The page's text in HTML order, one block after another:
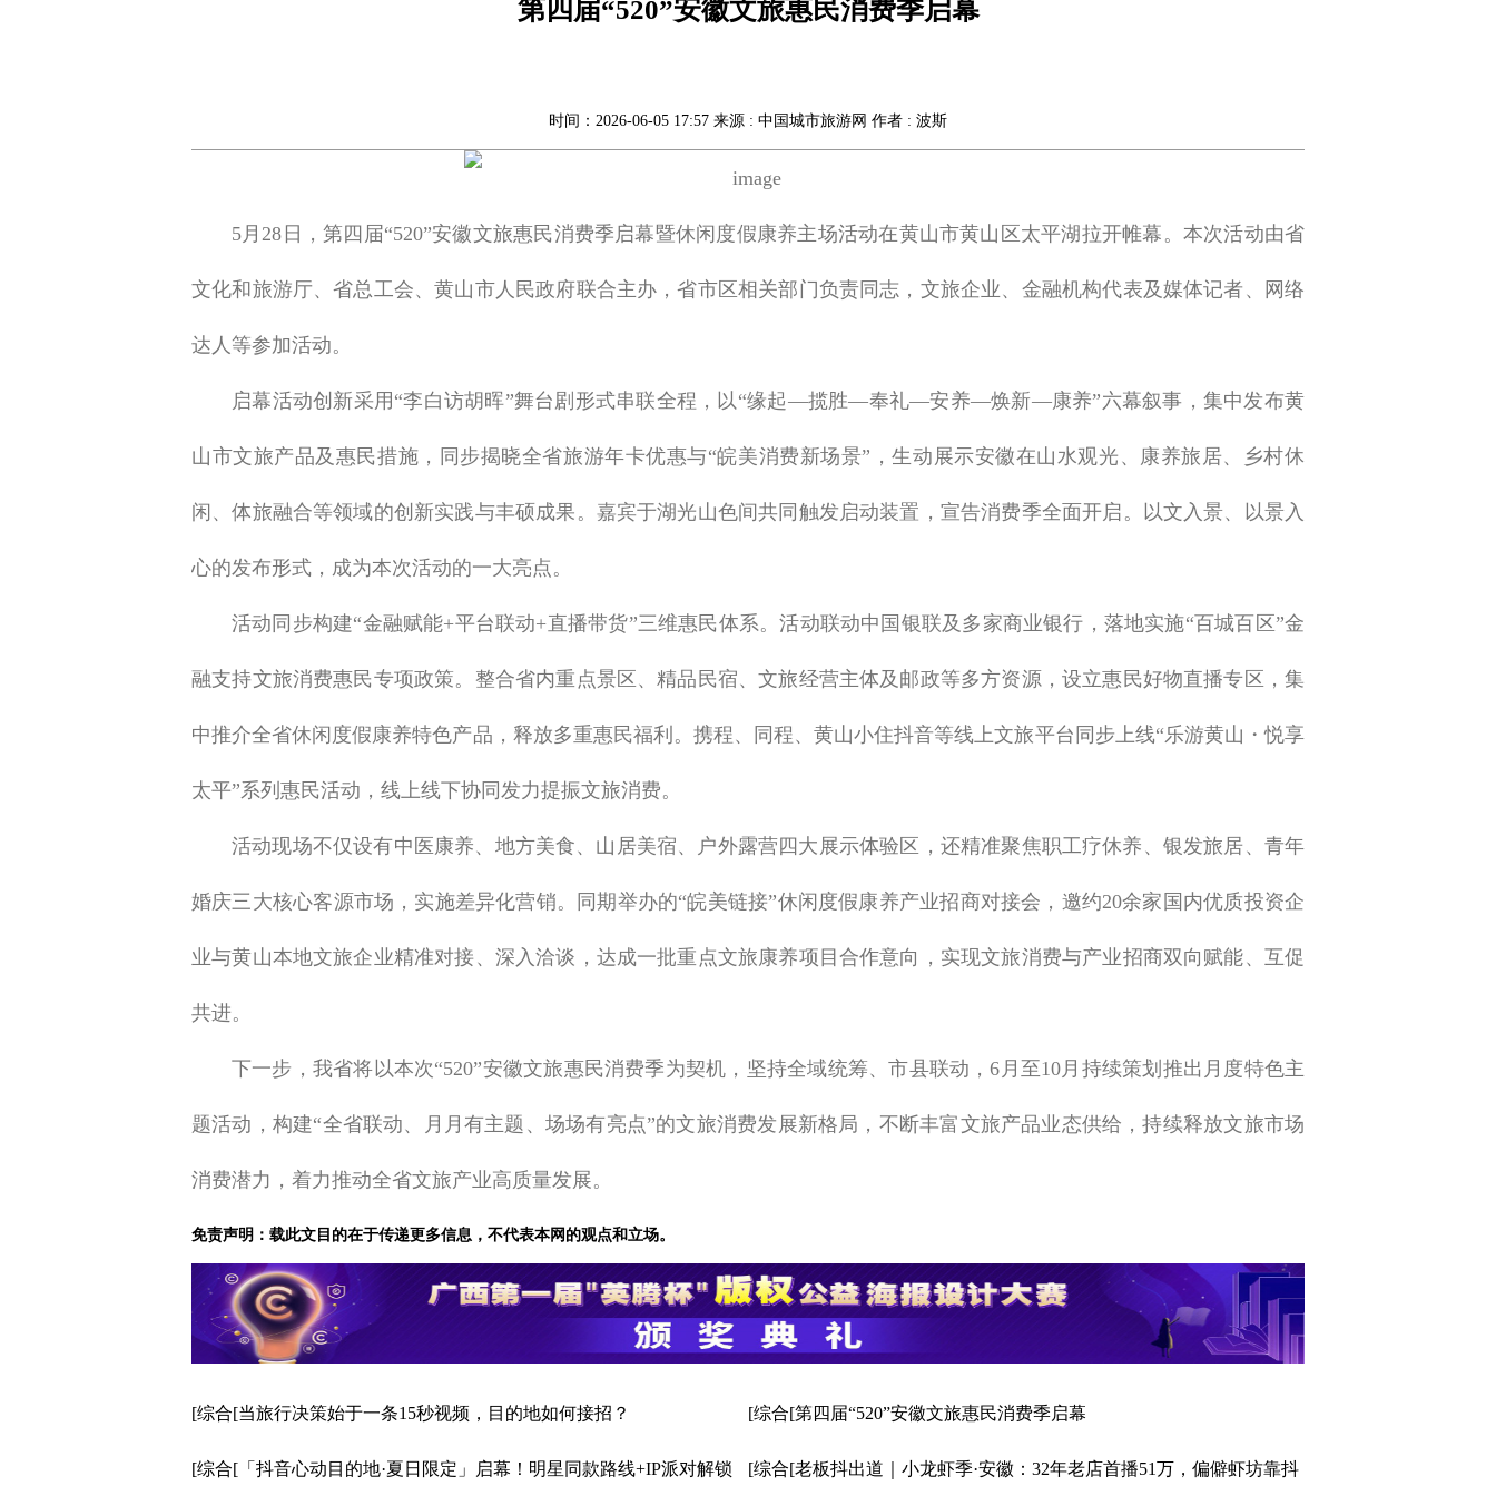
第四届“520”安徽文旅惠民消费季启幕
时间：2026-06-05 17:57 来源 : 中国城市旅游网 作者 : 波斯
5月28日，第四届“520”安徽文旅惠民消费季启幕暨休闲度假康养主场活动在黄山市黄山区太平湖拉开帷幕。本次活动由省
文化和旅游厅、省总工会、黄山市人民政府联合主办，省市区相关部门负责同志，文旅企业、金融机构代表及媒体记者、网络
达人等参加活动。
启幕活动创新采用“李白访胡晖”舞台剧形式串联全程，以“缘起—揽胜—奉礼—安养—焕新—康养”六幕叙事，集中发布黄
山市文旅产品及惠民措施，同步揭晓全省旅游年卡优惠与“皖美消费新场景”，生动展示安徽在山水观光、康养旅居、乡村休
闲、体旅融合等领域的创新实践与丰硕成果。嘉宾于湖光山色间共同触发启动装置，宣告消费季全面开启。以文入景、以景入
心的发布形式，成为本次活动的一大亮点。
活动同步构建“金融赋能+平台联动+直播带货”三维惠民体系。活动联动中国银联及多家商业银行，落地实施“百城百区”金
融支持文旅消费惠民专项政策。整合省内重点景区、精品民宿、文旅经营主体及邮政等多方资源，设立惠民好物直播专区，集
中推介全省休闲度假康养特色产品，释放多重惠民福利。携程、同程、黄山小住抖音等线上文旅平台同步上线“乐游黄山・悦享
太平”系列惠民活动，线上线下协同发力提振文旅消费。
活动现场不仅设有中医康养、地方美食、山居美宿、户外露营四大展示体验区，还精准聚焦职工疗休养、银发旅居、青年
婚庆三大核心客源市场，实施差异化营销。同期举办的“皖美链接”休闲度假康养产业招商对接会，邀约20余家国内优质投资企
业与黄山本地文旅企业精准对接、深入洽谈，达成一批重点文旅康养项目合作意向，实现文旅消费与产业招商双向赋能、互促
共进。
下一步，我省将以本次“520”安徽文旅惠民消费季为契机，坚持全域统筹、市县联动，6月至10月持续策划推出月度特色主
题活动，构建“全省联动、月月有主题、场场有亮点”的文旅消费发展新格局，不断丰富文旅产品业态供给，持续释放文旅市场
消费潜力，着力推动全省文旅产业高质量发展。
免责声明：载此文目的在于传递更多信息，不代表本网的观点和立场。
[综合[当旅行决策始于一条15秒视频，目的地如何接招？ [综合[第四届“520”安徽文旅惠民消费季启幕
[综合[「抖音心动目的地·夏日限定」启幕！明星同款路线+IP派对解锁 [综合[老板抖出道｜小龙虾季·安徽：32年老店首播51万，偏僻虾坊靠抖